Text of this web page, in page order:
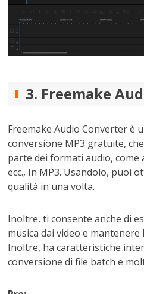
3. Freemake
Freemake Audio Converter è
conversione MP3 gratuite,
parte dei formati audio, come
ecc., In MP3. Usandolo, puoi
qualità in una volta.
Inoltre, ti consente anche di
musica dai video e
Inoltre, ha caratteristiche
conversione di file batch e